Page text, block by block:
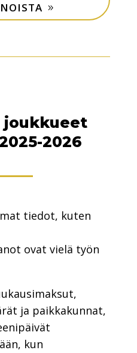
joukkueet
2026
tiedot, kuten
ovat vielä työn
ja paikkakunnat,
kun